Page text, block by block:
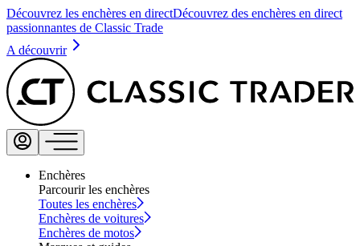
Découvrez les enchères en directDécouvrez des enchères en direct
passionnantes de Classic Trade
A découvrir
Enchères
Parcourir les enchères
Toutes les enchères
Enchères de voitures
Enchères de motos